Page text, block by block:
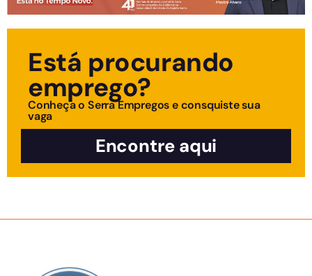
Está procurando
emprego?
Conheça o Serra Empregos e consquiste sua
vaga
Encontre aqui